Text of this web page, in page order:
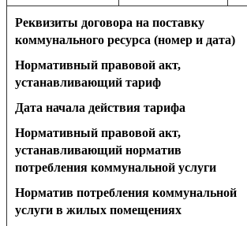
Реквизиты договора на поставку
коммунального ресурса (номер и дата)
Нормативный правовой акт,
устанавливающий тариф
Дата начала действия тарифа
Нормативный правовой акт,
устанавливающий норматив
потребления коммунальной услуги
Норматив потребления коммунальной
услуги в жилых помещениях